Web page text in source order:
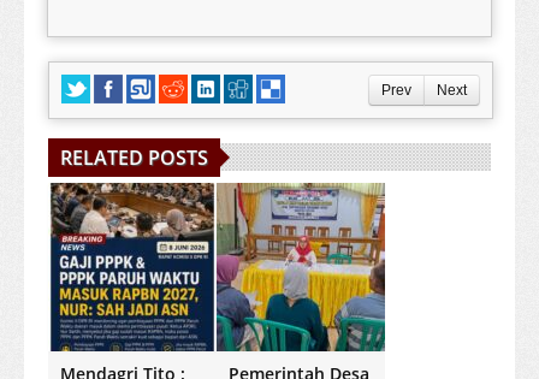
Prev Next
RELATED POSTS
Mendagri Tito :
Pemerintah Desa